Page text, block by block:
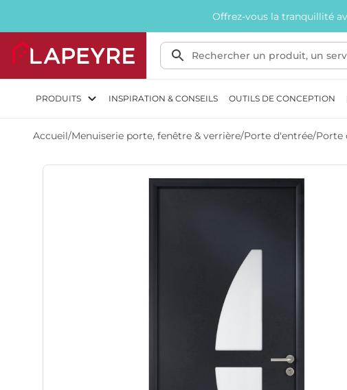
Offrez-vous la tranquillité
PRODUITS INSPIRATION & CONSEILS OUTILS DE CONCEPTION
Accueil/Menuiserie porte, fenêtre & verrière/Porte d'entrée/Porte